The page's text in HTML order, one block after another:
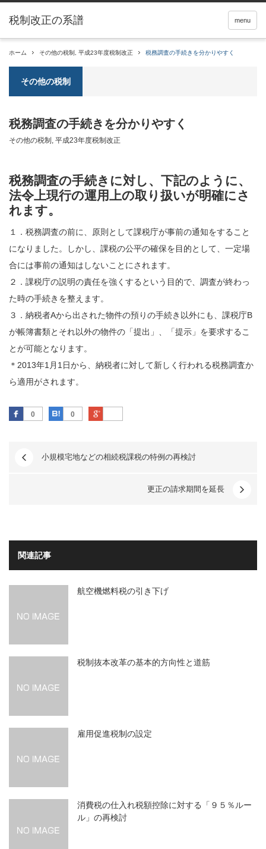
税制改正の系譜 menu
ホーム その他の税制 平成23年度税制改正 税務調査の手続きを分かりやすく
その他の税制
税務調査の手続きを分かりやすく
その他の税制 , 平成23年度税制改正
税務調査の手続きに対し、下記のように、
法令上現行の運用上の取り扱いが明確にさ
れます。
１． 税務調査の前に、原則として課税庁が事前の通知をすること
になりました。しかし、課税の公平の確保を目的として、一定場
合には事前の通知はしないことにされます。
２．課税庁の説明の責任を強くするという目的で、調査が終わっ
た時の手続きを整えます。
３．納税者Aから出された物件の預りの手続き以外にも、課税庁B
が帳簿書類とそれ以外の物件の「提出 」、「提示」を要求するこ
とが可能となります。
＊2013年1月1日から、納税者に対して新しく行われる税務調査か
ら適用がされます。
0
Facebook 0
はてなブックマーク
小規模宅地などの相続税課税の特例の再検討
更正の請求期間を延長
関連記事
航空機燃料税の引き下げ
税制抜本改革の基本的方向性と道筋
雇用促進税制の設定
消費税の仕入れ税額控除に対する「９５％ルー
ル」の再検討